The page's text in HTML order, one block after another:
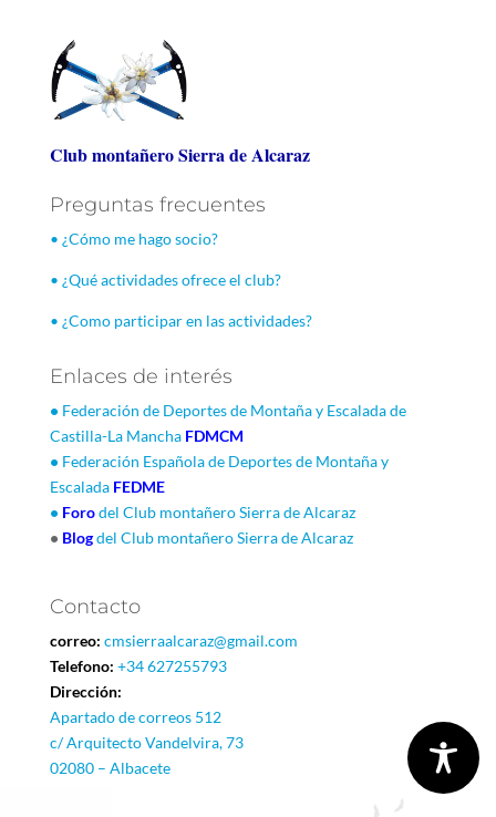
Club montañero Sierra de Alcaraz
Preguntas frecuentes
• ¿Cómo me hago socio?
• ¿Qué actividades ofrece el club?
• ¿Como participar en las actividades?
Enlaces de interés
• Federación de Deportes de Montaña y Escalada de
Castilla-La Mancha FDMCM
• Federación Española de Deportes de Montaña y
EscaladaFEDME
• Forodel Club montañero Sierra de Alcaraz
• Blogdel Club montañero Sierra de Alcaraz
Contacto
correo: cmsierraalcaraz@gmail.com
Telefono: +34 627255793
Dirección:
Apartado de correos 512
c/ Arquitecto Vandelvira, 73
02080 – Albacete